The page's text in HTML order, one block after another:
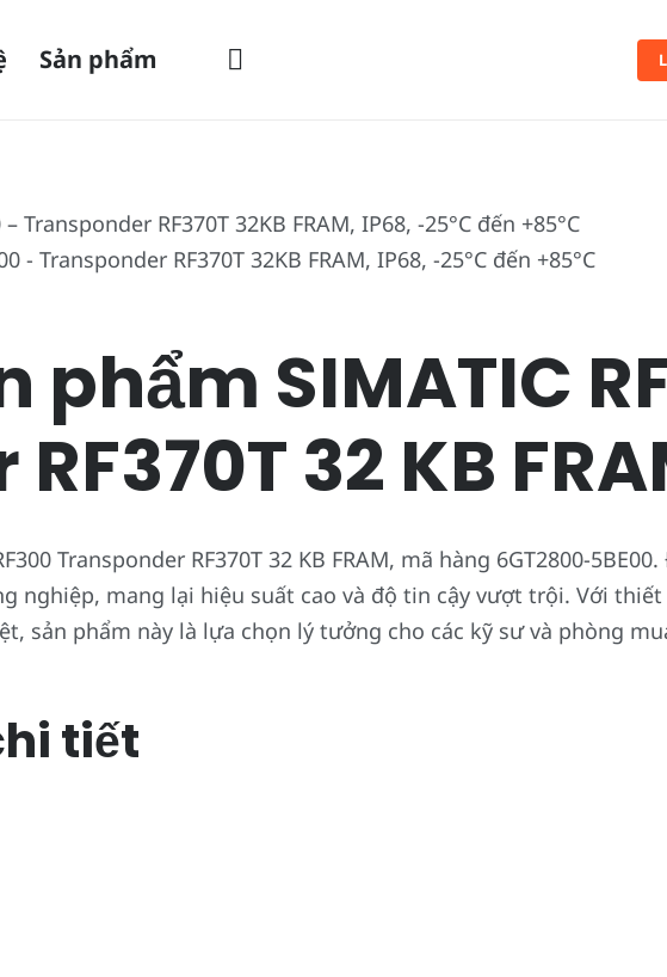
Sản phẩm
Transponder RF370T 32KB FRAM, IP68, -25°C đến +85°C
phẩm SIMATIC
32 KB
Transponder RF370T 32 KB FRAM, mã hàng 6GT2800-
nghiệp, mang lại hiệu suất cao và độ tin cậy vượt trội. Với thiết
sản phẩm này là lựa chọn lý tưởng cho các kỹ sư và phòng
tiết